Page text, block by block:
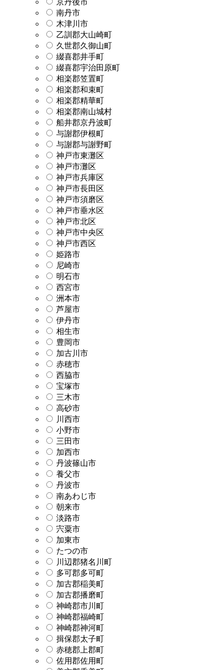
南丹市
木津川市
乙訓郡大山崎町
久世郡久御山町
綴喜郡井手町
綴喜郡宇治田原町
相楽郡笠置町
相楽郡和束町
相楽郡精華町
相楽郡南山城村
船井郡京丹波町
与謝郡伊根町
与謝郡与謝野町
神戸市東灘区
神戸市灘区
神戸市兵庫区
神戸市長田区
神戸市須磨区
神戸市垂水区
神戸市北区
神戸市中央区
神戸市西区
姫路市
尼崎市
明石市
西宮市
洲本市
芦屋市
伊丹市
相生市
豊岡市
加古川市
赤穂市
西脇市
宝塚市
三木市
高砂市
川西市
小野市
三田市
加西市
丹波篠山市
養父市
丹波市
南あわじ市
朝来市
淡路市
宍粟市
加東市
たつの市
川辺郡猪名川町
多可郡多可町
加古郡稲美町
加古郡播磨町
神崎郡市川町
神崎郡福崎町
神崎郡神河町
揖保郡太子町
赤穂郡上郡町
佐用郡佐用町